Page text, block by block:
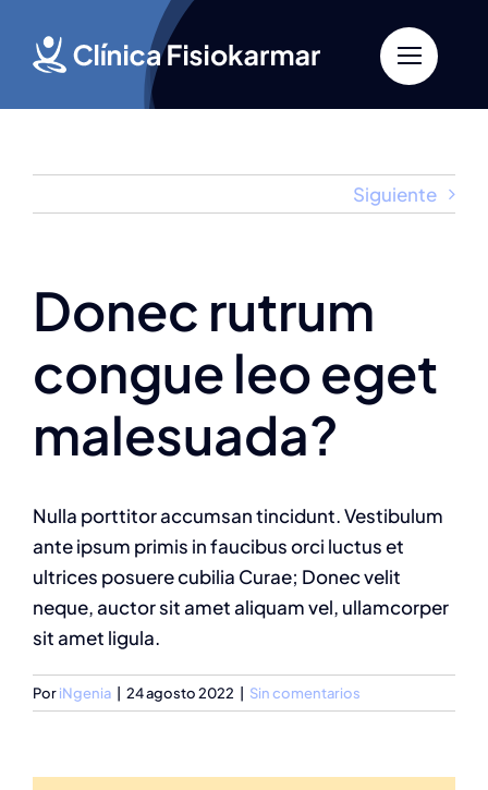
contenido
Siguiente
Donec rutrum
congue leo eget
malesuada?
Nulla porttitor accumsan tincidunt. Vestibulum
ante ipsum primis in faucibus orci luctus et
ultrices posuere cubilia Curae; Donec velit
neque, auctor sit amet aliquam vel, ullamcorper
sit amet ligula.
PoriNgenia 24 agosto 2022 Sin comentarios